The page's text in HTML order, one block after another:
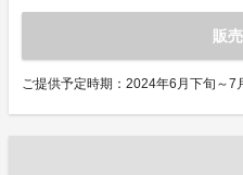
販
ご提供予定時期：2024年6月下旬～7